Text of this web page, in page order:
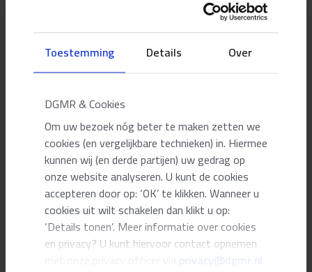
Toestemming Details Over
DGMR & Cookies
Om uw bezoek nóg beter te maken zetten we
cookies (en vergelijkbare technieken) in. Hiermee
kunnen wij (en derde partijen) uw gedrag op
onze website analyseren. U kunt de cookies
accepteren door op: ‘OK’ te klikken. Wanneer u
cookies uit wilt schakelen dan klikt u op:
‘Details tonen’. Meer informatie over cookies
en privacy? U kunt hiervoor contact opnemen
privacy@dgmr.nl
Triodos Bank, ruimte voor duurzaamheid
KLANTVERHALEN
KLANTVERHALEN / 10.05.2019
Duurzame transformatie van Rijnstraat 8
KLANTVERHALEN / 31.01.2019
Omgevingsvergunning voor een veilig Avandis